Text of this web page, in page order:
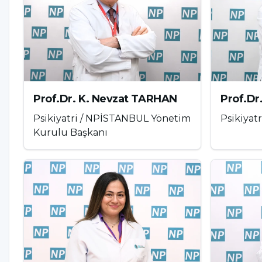
Tükenmişlik Sendromunun
Tükenmişlik sendromu genellikle ani bir şekilde
aşamalardan geçen bir süreçtir. Psikolog
dayanan modele göre, tükenmişlik süreci
Kişi kendisinden beklenenin çok daha
Başarılı olma arzusu yüksektir; dinlenmeye
“Hayır” diyememe ve görevleri üstlenme
2. Yoğun Çalışma ve İhmal Aşaması
Dinlenme, uyku, sosyal yaşam gibi temel
Prof.Dr. K. Nevzat TARHAN
Psikiyatri / NPİSTANBUL Yönetim
Kurulu Başkanı